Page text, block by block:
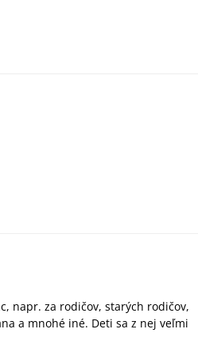
napr. za rodičov, starých rodičov,
a mnohé iné. Deti sa z nej veľmi